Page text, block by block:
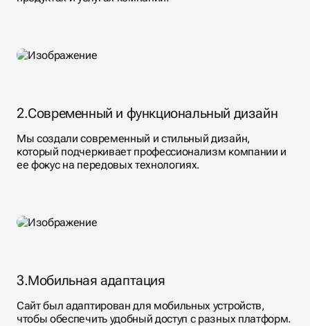
2.Современный и функциональный дизайн
Мы создали современный и стильный дизайн,
который подчеркивает профессионализм компании и
ее фокус на передовых технологиях.
3.Мобильная адаптация
Сайт был адаптирован для мобильных устройств,
чтобы обеспечить удобный доступ с разных платформ.